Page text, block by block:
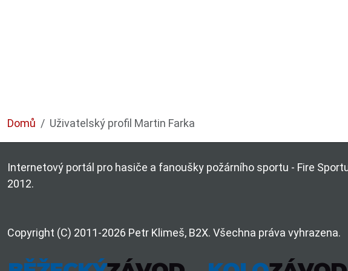
Domů Uživatelský profil Martin Farka
Internetový portál pro hasiče a fanoušky požárního sportu - Fire
2012.
Copyright (C) 2011-2026 Petr Klimeš, B2X. Všechna práva vyhrazena.